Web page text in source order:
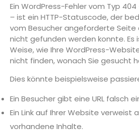
Ein WordPress-Fehler vom Typ 404
– ist ein HTTP-Statuscode, der
vom Besucher angeforderte Seite
nicht gefunden werden konnte. Es
Weise, wie Ihre WordPress-
nicht finden, wonach Sie gesucht
Dies könnte beispielsweise
Ein Besucher gibt eine URL falsch
Ein Link auf Ihrer Website verweist
vorhandene Inhalte.